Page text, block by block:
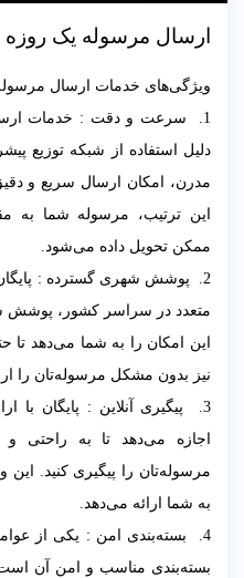
ارسال مرسوله یک روزه
ویژگی‌های خدمات ارسال مرسوله
1. سرعت و دقت : خدمات
دلیل استفاده از شبکه توزیع
مدرن، امکان ارسال سریع و
این ترتیب، مرسوله شما به
ممکن تحویل داده می‌شود.
2. پوشش شهری گسترده :
متعدد در سراسر کشور، پوشش
این امکان را به شما می‌دهد
نیز بدون مشکل مرسوله‌تان را
3. پیگیری آنلاین : پایگان با
اجازه می‌دهد تا به
مرسوله‌تان را پیگیری کنید. این
به شما ارائه می‌دهد.
4. بسته‌بندی امن : یکی از
بسته‌بندی مناسب و امن آن است.